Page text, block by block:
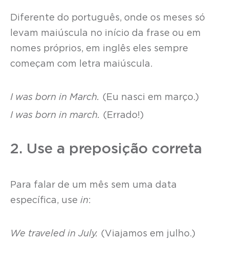
Diferente do português, onde os meses só
levam maiúscula no início da frase ou em
nomes próprios, em inglês eles sempre
começam com letra maiúscula.
I was born in March. (Eu nasci em março.)
I was born in march. (Errado!)
2. Use a preposição correta
Para falar de um mês sem uma data
específica, use in:
We traveled in July. (Viajamos em julho.)